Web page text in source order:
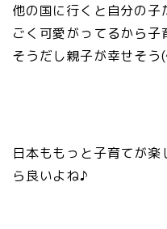
他の国に行くと自分の
ごく可愛がってるから
そうだし親子が幸せそ
日本ももっと子育てが
ら良いよね♪